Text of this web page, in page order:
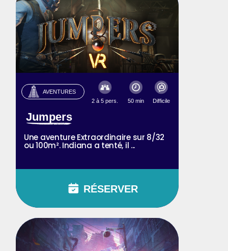
AVENTURES
2 à 5 pers.
50 min Difficile
Jumpers
Une aventure Extraordinaire sur 8/32
ou 100m². Indiana a tenté, il ...
RÉSERVER